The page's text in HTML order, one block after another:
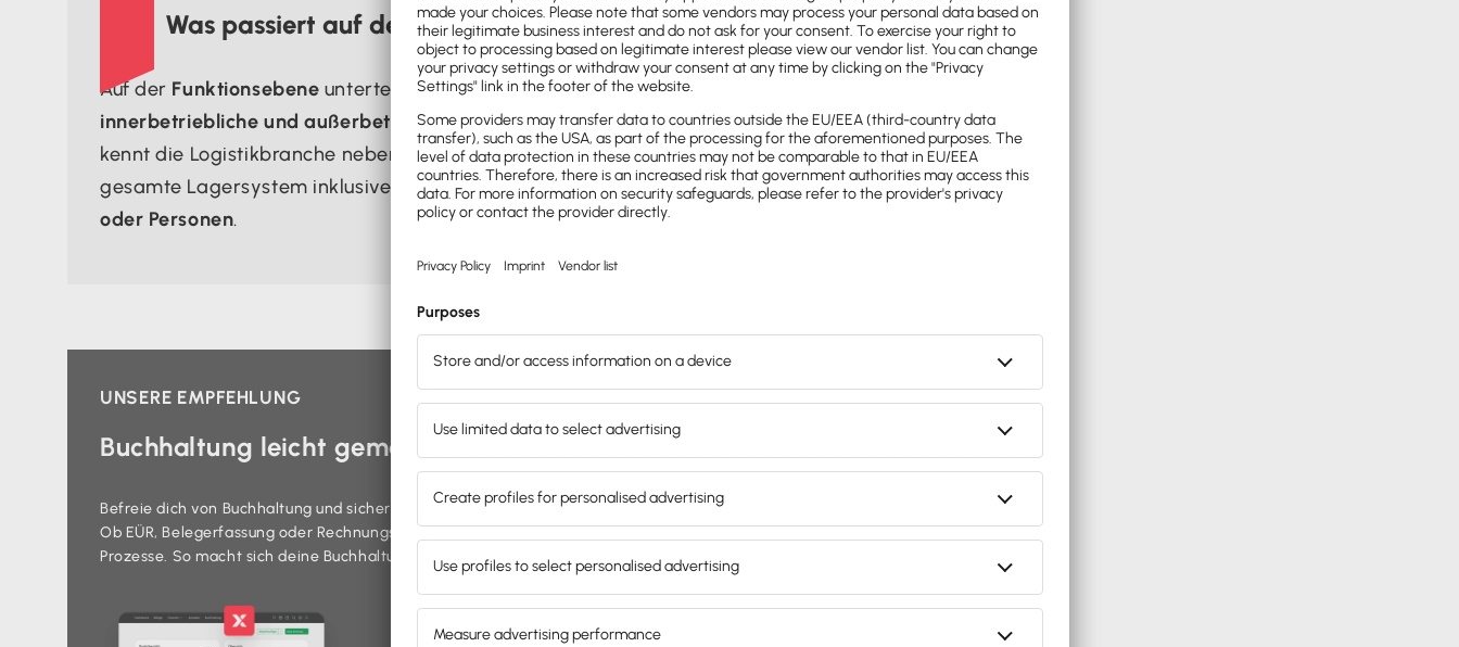
Was passiert auf der Funktionsebene der Logistik?
Auf der Funktionsebene unterteilt sich die Logistik in einzelne Bereiche wie die
innerbetriebliche und außerbetriebliche Steuerung des Umschlags. Darüber hinaus
kennt die Logistikbranche neben dem sogenannten Bestandsmanagement auch das
gesamte Lagersystem inklusive demBe-, Um-, und Entladen von Waren, Gütern
oder Personen.
UNSERE EMPFEHLUNG
Buchhaltung leicht gemacht. Dank Lexware Office.
Befreie dich von Buchhaltung und sichere dir alle Vorteile der Cloud-Buchhaltungssoftware Lexware Office.
Ob EÜR, Belegerfassung oder Rechnungsstellung – die Cloud-Lösung automatisiert deine gesamten
Prozesse. So macht sich deine Buchhaltung wie von selbst macht.